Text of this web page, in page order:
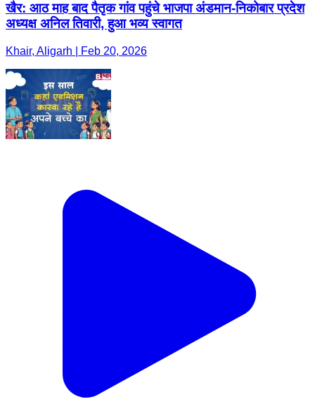
खैर: आठ माह बाद पैतृक गांव पहुंचे भाजपा अंडमान-निकोबार प्रदेश
अध्यक्ष अनिल तिवारी, हुआ भव्य स्वागत
Khair, Aligarh | Feb 20, 2026